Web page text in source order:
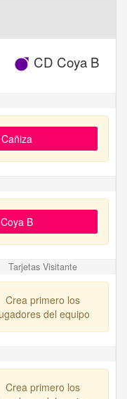
CD Coya B
B
Tarjetas Visitante
Crea primero los
del equipo
Crea primero los